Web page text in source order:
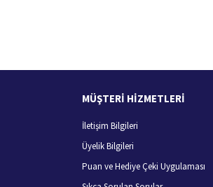
MÜŞTERİ HİZMETLERİ
İletişim Bilgileri
Üyelik Bilgileri
Puan ve Hediye Çeki Uygulaması